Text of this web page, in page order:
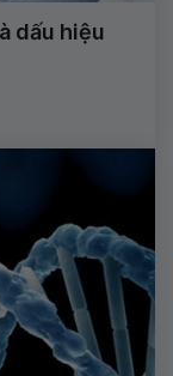
dấu hiệu